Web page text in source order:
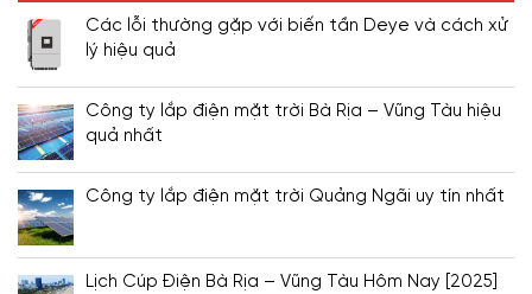
Các lỗi thường gặp với biến tần Deye và cách xử
lý hiệu quả
Công ty lắp điện mặt trời Bà Rịa – Vũng Tàu hiệu
quả nhất
Công ty lắp điện mặt trời Quảng Ngãi uy tín nhất
Lịch Cúp Điện Bà Rịa – Vũng Tàu Hôm Nay [2025]